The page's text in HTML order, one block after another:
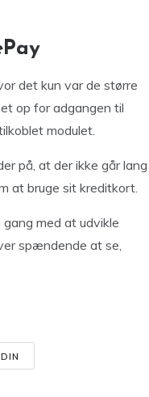
det kun var de større
op for adgangen til
modulet.
på, at der ikke går lang
at bruge sit kreditkort.
med at udvikle
spændende at se,